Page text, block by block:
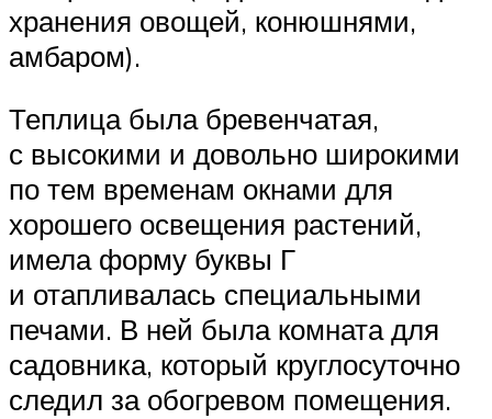
хранения овощей, конюшнями,
амбаром).
Теплица была бревенчатая,
с высокими и довольно широкими
по тем временам окнами для
хорошего освещения растений,
имела форму буквы Г
и отапливалась специальными
печами. В ней была комната для
садовника, который круглосуточно
следил за обогревом помещения.